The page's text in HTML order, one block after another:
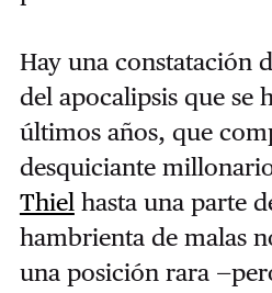
Hay una constatación
del apocalipsis que se
últimos años, que
desquiciante
Thiel hasta una parte
hambrienta de malas
una posición rara